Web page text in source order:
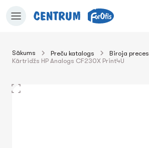
uz grozu
Sākums Preču katalogs Biroja preces
Kārtridžs HP Analogs CF230X Print4U